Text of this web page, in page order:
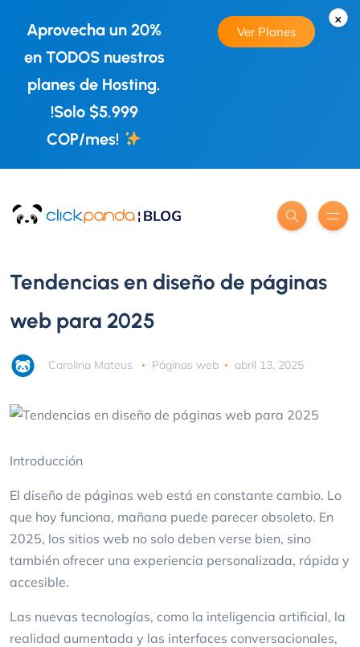
×
Aprovecha un 20%
en TODOS nuestros
planes de Hosting.
!Solo $5.999
COP/mes!
Ver Planes
Tendencias en diseño de páginas
web para 2025
Carolina Mateus Páginas web abril 13, 2025
Introducción
El diseño de páginas web está en constante cambio. Lo
que hoy funciona, mañana puede parecer obsoleto. En
2025, los sitios web no solo deben verse bien, sino
también ofrecer una experiencia personalizada, rápida y
accesible.
Las nuevas tecnologías, como la inteligencia artificial, la
realidad aumentada y las interfaces conversacionales,